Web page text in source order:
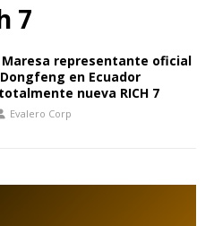
7
Maresa representante oficial
en Ecuador
nueva RICH 7
Evalero Corp